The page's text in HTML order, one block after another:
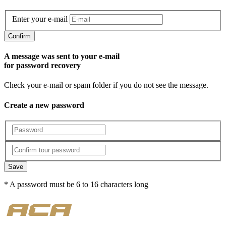
Enter your e-mail
Confirm
A message was sent to your e-mail
for password recovery
Check your e-mail or spam folder if you do not see the message.
Create a new password
Save
* A password must be 6 to 16 characters long